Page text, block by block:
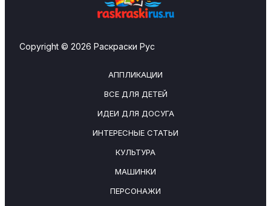
Copyright © 2026 Раскраски Рус
АППЛИКАЦИИ
ВСЕ ДЛЯ ДЕТЕЙ
ИДЕИ ДЛЯ ДОСУГА
ИНТЕРЕСНЫЕ СТАТЬИ
КУЛЬТУРА
МАШИНКИ
ПЕРСОНАЖИ